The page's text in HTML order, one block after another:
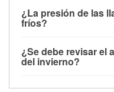
arranque.
la congelación y
derretida en la
¿La presión de las
fríos?
alrededor de 1 PSI
temperatura. Puedes
¿Se debe revisar el
del invierno?